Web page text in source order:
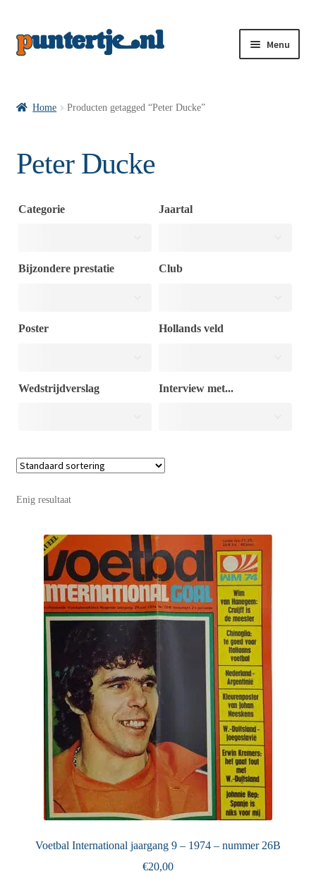
Menu
Home Producten getagged “Peter Ducke”
Peter Ducke
Categorie Jaartal
Bijzondere prestatie Club
Poster Hollands veld
Wedstrijdverslag Interview met...
Enig resultaat
Voetbal International jaargang 9 – 1974 – nummer 26B
€20,00